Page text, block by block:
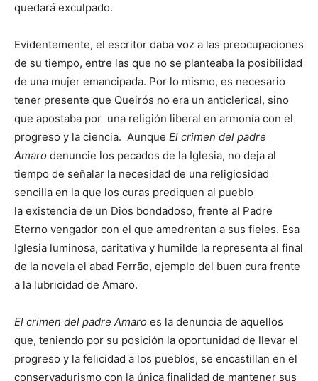
quedará exculpado.
Evidentemente, el escritor daba voz a las preocupaciones
de su tiempo, entre las que no se planteaba la posibilidad
de una mujer emancipada. Por lo mismo, es necesario
tener presente que Queirós no era un anticlerical, sino
que apostaba por una religión liberal en armonía con el
progreso y la ciencia. Aunque El crimen del padre
Amaro denuncie los pecados de la Iglesia, no deja al
tiempo de señalar la necesidad de una religiosidad
sencilla en la que los curas prediquen al pueblo
la existencia de un Dios bondadoso, frente al Padre
Eterno vengador con el que amedrentan a sus fieles. Esa
Iglesia luminosa, caritativa y humilde la representa al final
de la novela el abad Ferrão, ejemplo del buen cura frente
a la lubricidad de Amaro.
El crimen del padre Amaro es la denuncia de aquellos
que, teniendo por su posición la oportunidad de llevar el
progreso y la felicidad a los pueblos, se encastillan en el
conservadurismo con la única finalidad de mantener sus